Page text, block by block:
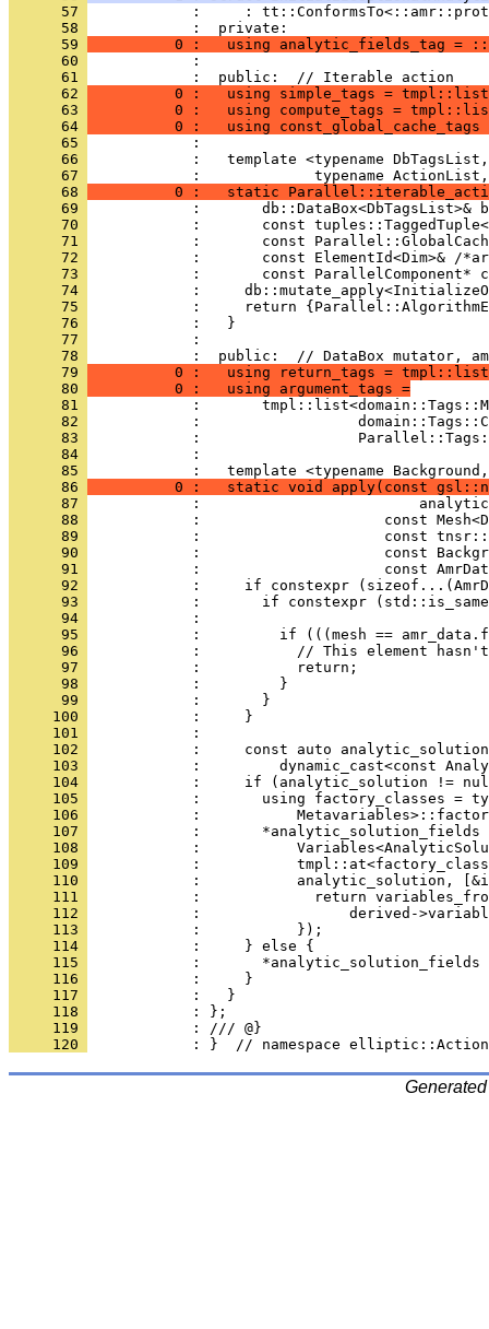
      57
:     :
      58
            :  private:
      59
0 :   using analytic_fields_tag =
      60
            :
      61
            :  public:  // Iterable action
      62
0 :   using simple_tags =
      63
0 :   using compute_tags =
      64
0 :   using const_global_cache_tags
      65
            :
      66
:   template <typename
      67
:             typename
      68
0 :   static
      69
:       db::DataBox<DbTagsList>&
      70
:       const
      71
:       const
      72
:       const ElementId<Dim>& /
      73
:       const ParallelComponent*
      74
:
      75
:     return
      76
            :   }
      77
            :
      78
:  public:  // DataBox mutator,
      79
0 :   using return_tags =
      80
          0 :   using argument_tags =
      81
:
      82
:
      83
:
      84
            :
      85
:   template <typename
      86
0 :   static void apply(const
      87
:
      88
:                     const
      89
:                     const
      90
:                     const
      91
:                     const
      92
:     if constexpr
      93
:       if constexpr
      94
:
      95
:         if (((mesh ==
      96
:           // This element
      97
            :           return;
      98
            :         }
      99
            :       }
     100
            :     }
     101
            :
     102
:     const auto
     103
:         dynamic_cast<const
     104
:     if (analytic_solution !=
     105
:       using factory_classes =
     106
:
     107
:       *analytic_solution_fields
     108
:
     109
:
     110
:           analytic_solution,
     111
:             return
     112
:                 derived-
     113
            :           });
     114
            :     } else {
     115
:       *analytic_solution_fields
     116
            :     }
     117
            :   }
     118
            : };
     119
            : /// @}
     120
: }  // namespace